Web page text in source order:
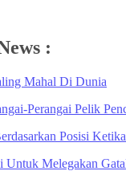
:
Mahal Di Dunia
Perangai Pelik
Posisi
Untuk Melegakan